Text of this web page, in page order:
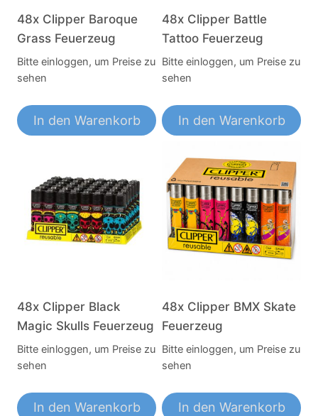
48x Clipper Baroque
Grass Feuerzeug
Bitte einloggen, um Preise zu
sehen
In den Warenkorb
48x Clipper Battle
Tattoo Feuerzeug
Bitte einloggen, um Preise zu
sehen
In den Warenkorb
48x Clipper Black
Magic Skulls Feuerzeug
Bitte einloggen, um Preise zu
sehen
In den Warenkorb
48x Clipper BMX Skate
Feuerzeug
Bitte einloggen, um Preise zu
sehen
In den Warenkorb